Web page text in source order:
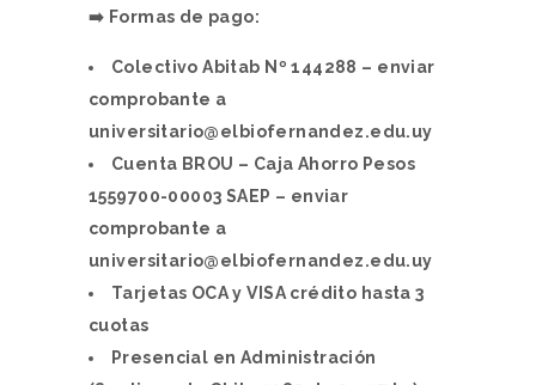
➡️ Formas de pago:
Colectivo Abitab Nº 144288 – enviar
comprobante a
universitario@elbiofernandez.edu.uy
Cuenta BROU – Caja Ahorro Pesos
1559700-00003 SAEP – enviar
comprobante a
universitario@elbiofernandez.edu.uy
Tarjetas OCA y VISA crédito hasta 3
cuotas
Presencial en Administración